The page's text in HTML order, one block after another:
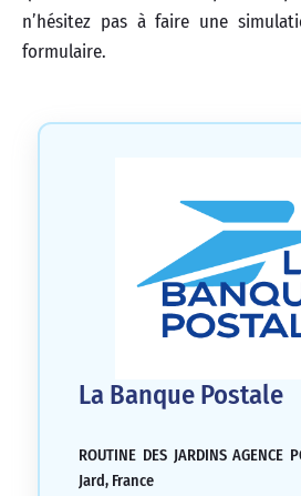
n’hésitez pas à faire une
formulaire.
La Banque Postale
ROUTINE DES JARDINS AGENCE
Jard, France